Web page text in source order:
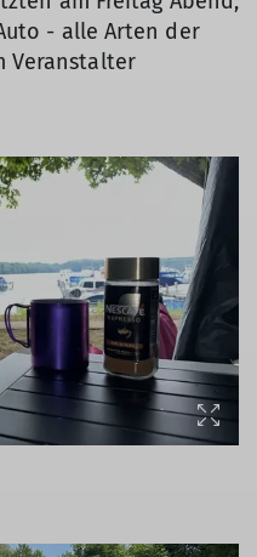
- alle Arten der
Veranstalter